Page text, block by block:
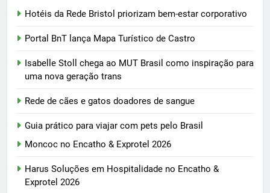
Hotéis da Rede Bristol priorizam bem-estar corporativo
Portal BnT lança Mapa Turístico de Castro
Isabelle Stoll chega ao MUT Brasil como inspiração para
uma nova geração trans
Rede de cães e gatos doadores de sangue
Guia prático para viajar com pets pelo Brasil
Moncoc no Encatho & Exprotel 2026
Harus Soluções em Hospitalidade no Encatho &
Exprotel 2026